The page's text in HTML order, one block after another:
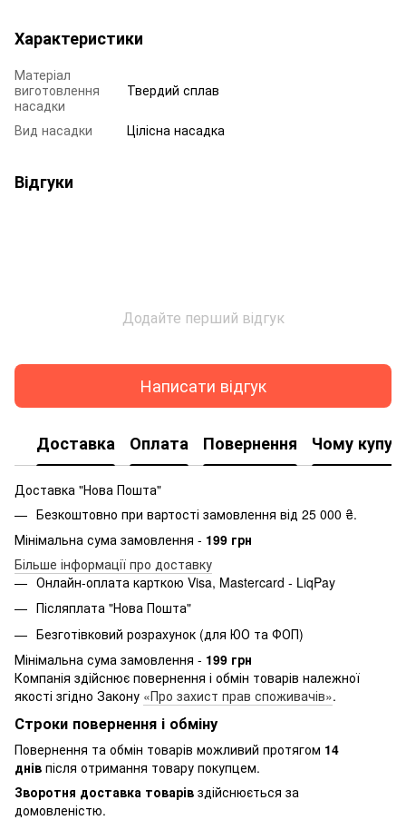
Характеристики
Матеріал
виготовлення
насадки
Твердий сплав
Вид насадки Цілісна насадка
Відгуки
Додайте перший відгук
Написати відгук
Доставка Оплата Повернення Чому
Доставка "Нова Пошта"
Безкоштовно при вартості замовлення від 25 000 ₴.
Мінімальна сума замовлення - 199 грн
Більше інформації про доставку
Онлайн-оплата карткою Visa, Mastercard - LiqPay
Післяплата "Нова Пошта"
Безготівковий розрахунок (для ЮО та ФОП)
Мінімальна сума замовлення - 199 грн
Компанія здійснює повернення і обмін товарів належної
якості згідно Закону «Про захист прав споживачів».
Строки повернення і обміну
Повернення та обмін товарів можливий протягом 14
днів після отримання товару покупцем.
Зворотня доставка товарів здійснюється за
домовленістю.